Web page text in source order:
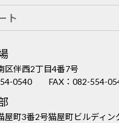
ト
区伴西2丁目4番7号
0540 FAX：082-554-
屋町3番2号猫屋町ビルディン